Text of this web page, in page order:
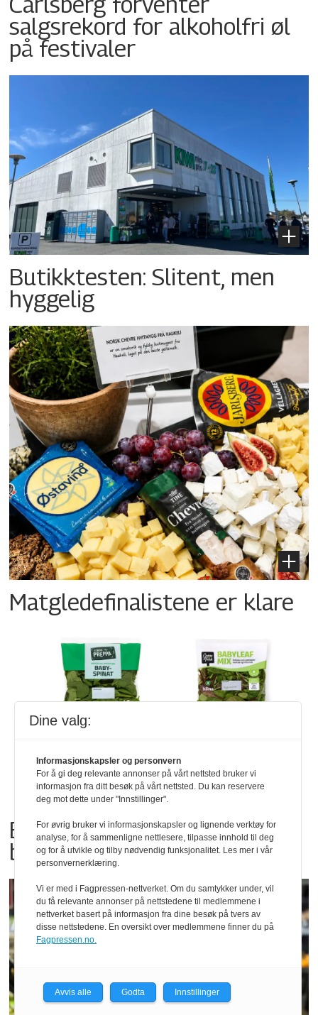
salgsrekord for alkoholfri øl
på festivaler
Butikktesten: Slitent, men
hyggelig
Matgledefinalistene er klare
Bama tilbakekaller
babyspinat og babyleaf mix
Dine valg:
Informasjonskapsler og personvern
For å gi deg relevante annonser på vårt nettsted bruker vi
informasjon fra ditt besøk på vårt nettsted. Du kan reservere
deg mot dette under "Innstillinger".
For øvrig bruker vi informasjonskapsler og lignende verktøy for
analyse, for å sammenligne nettlesere, tilpasse innhold til deg
og for å utvikle og tilby nødvendig funksjonalitet. Les mer i vår
personvernerklæring.
Vi er med i Fagpressen-nettverket. Om du samtykker under, vil
du få relevante annonser på nettstedene til medlemmene i
nettverket basert på informasjon fra dine besøk på tvers av
disse nettstedene. En oversikt over medlemmene finner du på
Fagpressen.no.
Avvis alle Godta Innstillinger